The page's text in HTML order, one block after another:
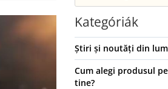
Kategóriák
Știri și noutăți din
Cum alegi produsul
tine?